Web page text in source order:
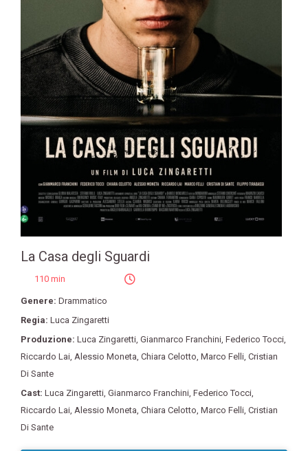
La Casa degli Sguardi
110 min
Genere: Drammatico
Regia: Luca Zingaretti
Produzione: Luca Zingaretti Gianmarco Franchini Federico Tocci
Riccardo Lai Alessio Moneta Chiara Celotto Marco Felli Cristian
Di Sante
Cast: Luca Zingaretti Gianmarco Franchini Federico Tocci
Riccardo Lai Alessio Moneta Chiara Celotto Marco Felli Cristian
Di Sante